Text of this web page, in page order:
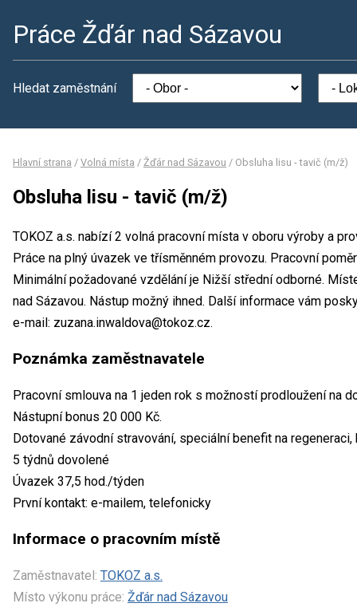
Práce Žďár nad Sázavou
Hledat zaměstnání
Hlavní strana / Volná místa / Žďár nad Sázavou / Obsluha lisu - tavič (m/ž)
Obsluha lisu - tavič (m/ž)
TOKOZ a.s. nabízí 2 volná pracovní místa v oboru výroby a
Práce na plný úvazek ve třísměnném provozu. Pracovní
Minimální požadované vzdělání je Nižší střední odborné.
nad Sázavou. Nástup možný ihned. Další informace vám
e-mail: zuzana.inwaldova@tokoz.cz.
Poznámka zaměstnavatele
Pracovní smlouva na 1 jeden rok s možností prodloužení na
Nástupní bonus 20 000 Kč.
Dotované závodní stravování, speciální benefit na
5 týdnů dovolené
Úvazek 37,5 hod./týden
První kontakt: e-mailem, telefonicky
Informace o pracovním místě
Zaměstnavatel: TOKOZ a.s.
Místo výkonu práce: Žďár nad Sázavou